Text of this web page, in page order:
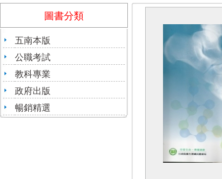
圖書分類
五南本版
公職考試
教科專業
政府出版
暢銷精選